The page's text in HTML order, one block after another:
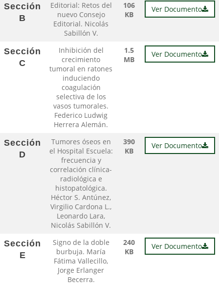
Sección
B
Editorial: Retos del
nuevo Consejo
Editorial. Nicolás
Sabillón V.
106
KB
Ver Documento
Sección
C
Inhibición del
crecimiento
tumoral en ratones
induciendo
coagulación
selectiva de los
vasos tumorales.
Federico Ludwig
Herrera Alemán.
1.5
MB
Ver Documento
Sección
D
Tumores óseos en
el Hospital Escuela:
frecuencia y
correlación clínica-
radiológica e
histopatológica.
Héctor S. Antúnez,
Virgilio Cardona L.,
Leonardo Lara,
Nicolás Sabillón V.
390
KB
Ver Documento
Sección
E
Signo de la doble
burbuja. María
Fátima Vallecillo,
Jorge Erlanger
Becerra.
240
KB
Ver Documento